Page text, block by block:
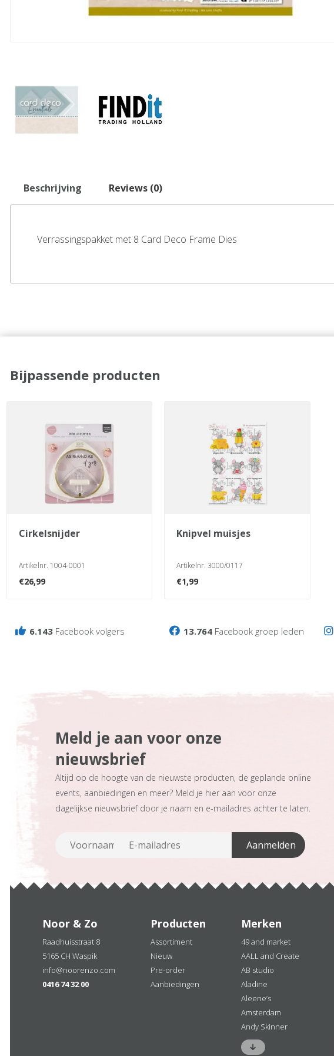
Beschrijving Reviews (0)
Verrassingspakket met 8 Card Deco Frame Dies
Bijpassende producten
cirkelsnijder
Artikelnr. 1004-0001
€26,99
knipvel muisjes
Artikelnr. 3000/0117
€1,99
6.143 Facebook volgers 13.764 Facebook groep leden
Meld je aan voor onze
nieuwsbrief
Altijd op de hoogte van de nieuwste producten, de geplande online
events, aanbiedingen en meer? Meld je hier aan voor onze
dagelijkse nieuwsbrief door je naam en e-mailadres achter te laten.
Noor & Zo
Raadhuisstraat 8
5165 CH Waspik
info@noorenzo.com
0416 74 32 00
Producten
Assortiment
Nieuw
Pre-order
Aanbiedingen
Merken
49 and market
AALL and Create
AB studio
Aladine
Aleene’s
Amsterdam
Andy Skinner